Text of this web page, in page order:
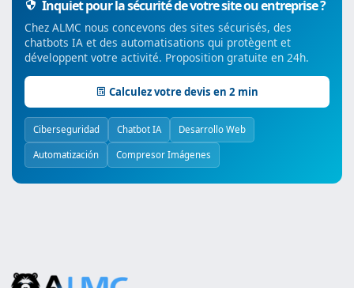
Inquiet pour la sécurité de votre site ou entreprise ?
Chez ALMC nous concevons des sites sécurisés, des
chatbots IA et des automatisations qui protègent et
développent votre activité. Proposition gratuite en 24h.
Calculez votre devis en 2 min
Ciberseguridad Chatbot IA Desarrollo Web
Automatización Compresor Imágenes